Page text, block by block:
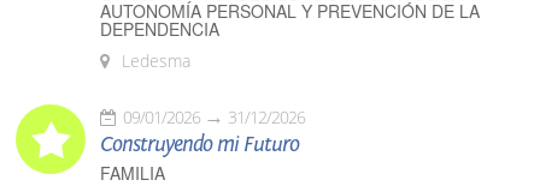
AUTONOMÍA PERSONAL Y PREVENCIÓN DE LA
DEPENDENCIA
Ledesma
09/01/2026 31/12/2026
Construyendo mi Futuro
FAMILIA